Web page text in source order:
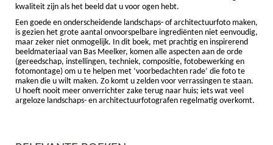
kwaliteit zijn als het beeld dat u voor ogen hebt.
Een goede en onderscheidende landschaps- of architectuurfoto maken,
is gezien het grote aantal onvoorspelbare ingrediënten niet eenvoudig,
maar zeker niet onmogelijk. In dit boek, met prachtig en inspirerend
beeldmateriaal van Bas Meelker, komen alle aspecten aan de orde
(gereedschap, instellingen, techniek, compositie, fotobewerking en
fotomontage) om u te helpen met ‘voorbedachten rade’ die foto te
maken die u wilt maken. Zo komt u zelden voor verrassingen te staan.
U hoeft nooit meer onverrichter zake terug naar huis; iets wat veel
argeloze landschaps- en architectuurfotografen regelmatig overkomt.